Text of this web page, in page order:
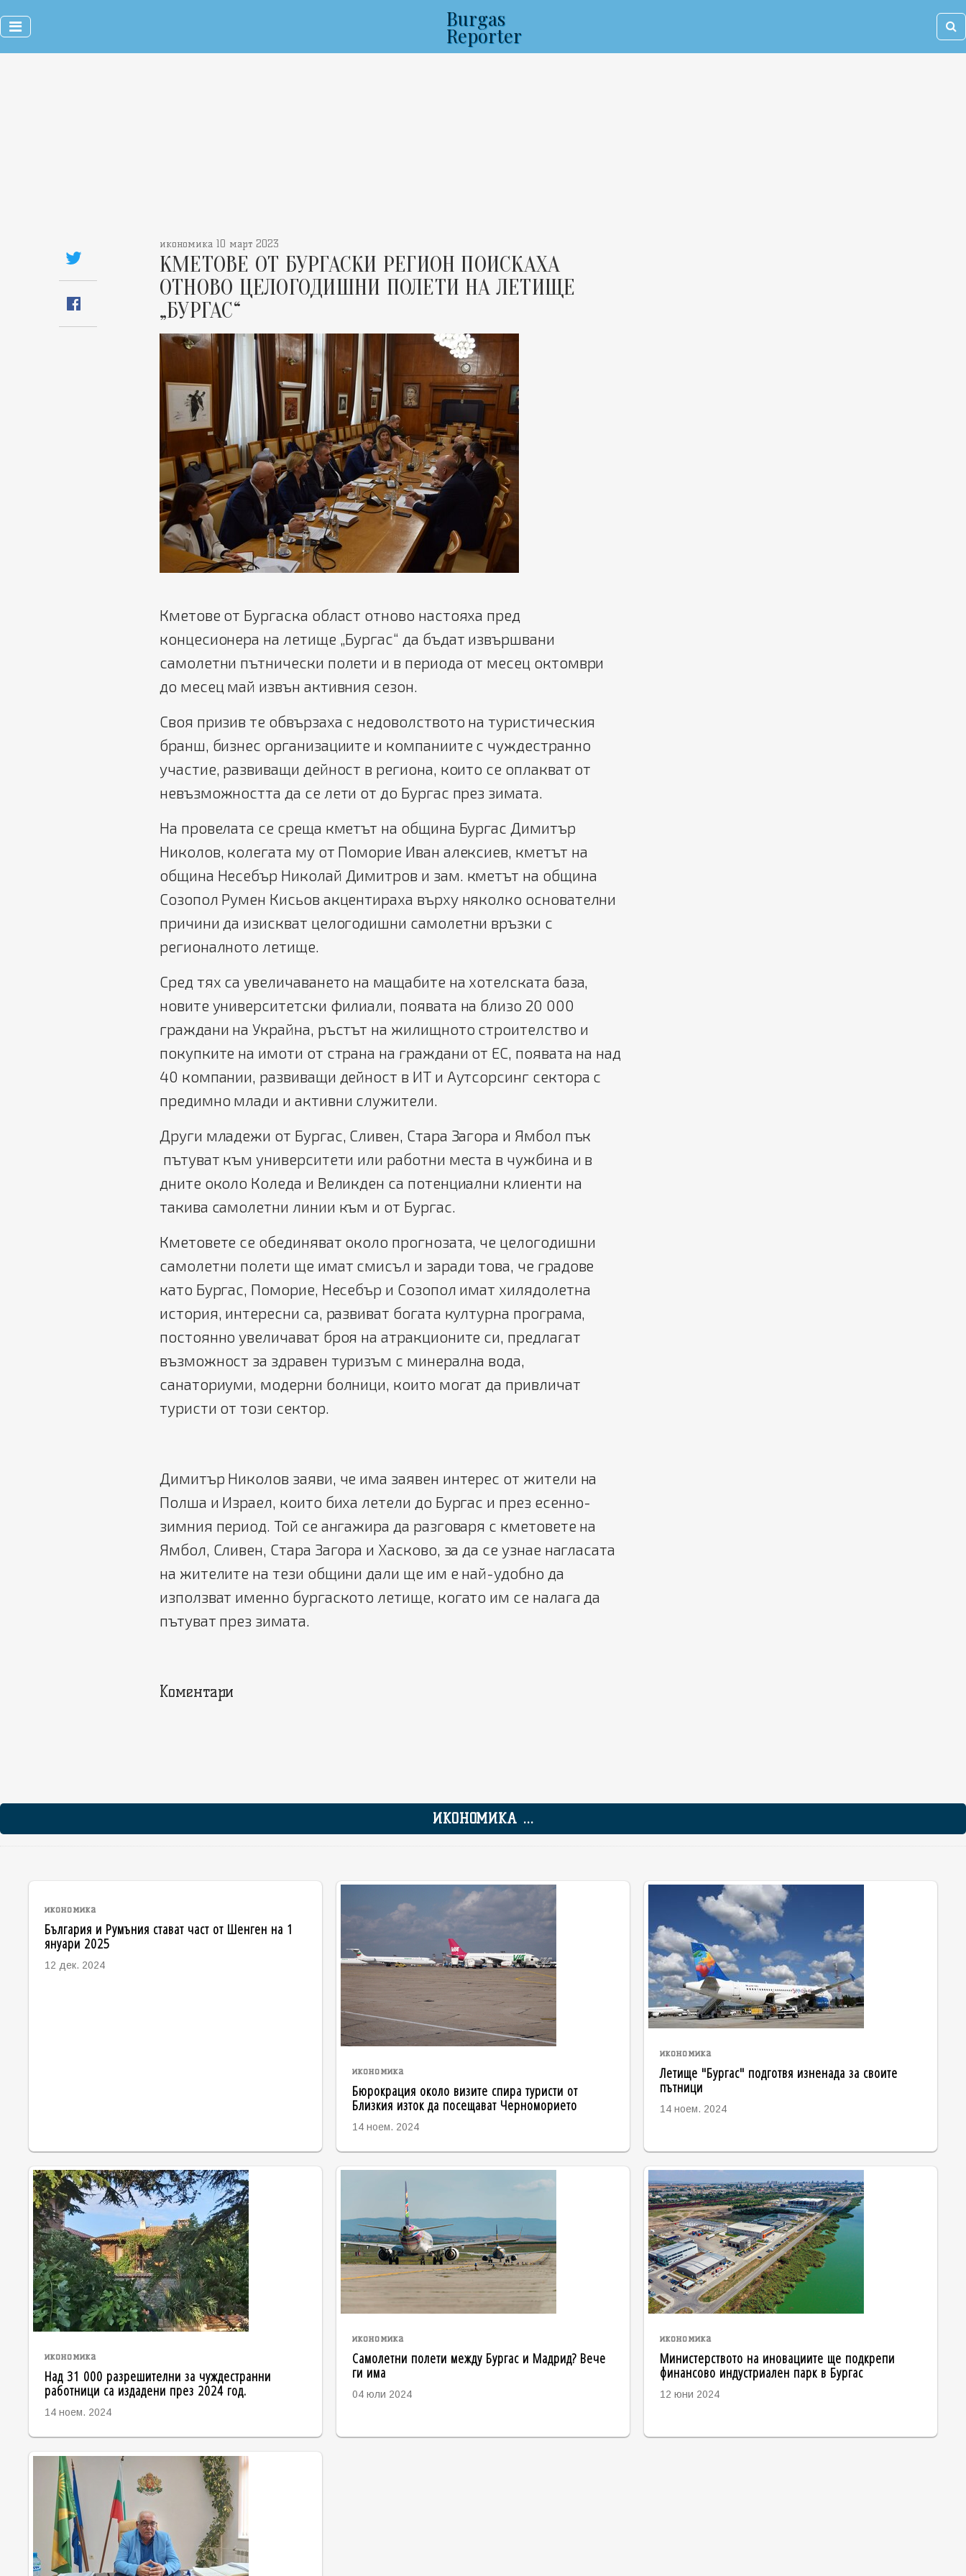
Burgas
Reporter
икономика 10 март 2023
КМЕТОВЕ ОТ БУРГАСКИ РЕГИОН ПОИСКАХА
ОТНОВО ЦЕЛОГОДИШНИ ПОЛЕТИ НА ЛЕТИЩЕ
„БУРГАС“
Кметове от Бургаска област отново настояха пред
концесионера на летище „Бургас“ да бъдат извършвани
самолетни пътнически полети и в периода от месец октомври
до месец май извън активния сезон.
Своя призив те обвързаха с недоволството на туристическия
бранш, бизнес организациите и компаниите с чуждестранно
участие, развиващи дейност в региона, които се оплакват от
невъзможността да се лети от до Бургас през зимата.
На провелата се среща кметът на община Бургас Димитър
Николов, колегата му от Поморие Иван алексиев, кметът на
община Несебър Николай Димитров и зам. кметът на община
Созопол Румен Кисьов акцентираха върху няколко основателни
причини да изискват целогодишни самолетни връзки с
регионалното летище.
Сред тях са увеличаването на мащабите на хотелската база,
новите университетски филиали, появата на близо 20 000
граждани на Украйна, ръстът на жилищното строителство и
покупките на имоти от страна на граждани от ЕС, появата на над
40 компании, развиващи дейност в ИТ и Аутсорсинг сектора с
предимно млади и активни служители.
Други младежи от Бургас, Сливен, Стара Загора и Ямбол пък
пътуват към университети или работни места в чужбина и в
дните около Коледа и Великден са потенциални клиенти на
такива самолетни линии към и от Бургас.
Кметовете се обединяват около прогнозата, че целогодишни
самолетни полети ще имат смисъл и заради това, че градове
като Бургас, Поморие, Несебър и Созопол имат хилядолетна
история, интересни са, развиват богата културна програма,
постоянно увеличават броя на атракционите си, предлагат
възможност за здравен туризъм с минерална вода,
санаториуми, модерни болници, които могат да привличат
туристи от този сектор.
Димитър Николов заяви, че има заявен интерес от жители на
Полша и Израел, които биха летели до Бургас и през есенно-
зимния период. Той се ангажира да разговаря с кметовете на
Ямбол, Сливен, Стара Загора и Хасково, за да се узнае нагласата
на жителите на тези общини дали ще им е най-удобно да
използват именно бургаското летище, когато им се налага да
пътуват през зимата.
Коментари
ИКОНОМИКА ...
икономика
България и Румъния стават част от Шенген на 1
януари 2025
12 дек. 2024
икономика
Бюрокрация около визите спира туристи от
Близкия изток да посещават Черноморието
14 ноем. 2024
икономика
Летище "Бургас" подготвя изненада за своите
пътници
14 ноем. 2024
икономика
Над 31 000 разрешителни за чуждестранни
работници са издадени през 2024 год.
14 ноем. 2024
икономика
Самолетни полети между Бургас и Мадрид? Вече
ги има
04 юли 2024
икономика
Министерството на иновациите ще подкрепи
финансово индустриален парк в Бургас
12 юни 2024